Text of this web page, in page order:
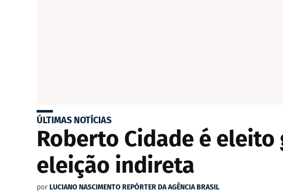
ÚLTIMAS NOTÍCIAS
Roberto Cidade é
eleição indireta
por LUCIANO NASCIMENTO REPÓRTER DA AGÊNCIA BRASIL